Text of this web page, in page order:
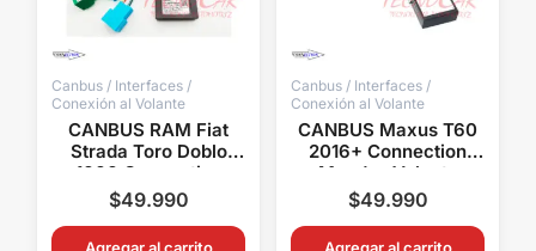
Canbus / Interfaces /
Conexión al Volante
CANBUS RAM Fiat
Strada Toro Doblo
1000 Connection
Mandos Volante
Cámara USB
$49.990
Agregar al carrito
Canbus / Interfaces /
Conexión al Volante
CANBUS Maxus T60
2016+ Connection
Mandos Volante
Cámara Original
Radios Android
$49.990
Agregar al carrito